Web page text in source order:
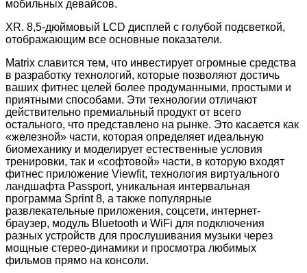
мобильных девайсов.
XR. 8,5-дюймовый LCD дисплей с голубой подсветкой,
отображающим все основные показатели.
Matrix славится тем, что инвестирует огромные средства
в разработку технологий, которые позволяют достичь
ваших фитнес целей более продуманными, простыми и
приятными способами. Эти технологии отличают
действительно премиальный продукт от всего
остального, что представлено на рынке. Это касается как
«железной» части, которая определяет идеальную
биомеханику и моделирует естественные условия
тренировки, так и «софтовой» части, в которую входят
фитнес приложение Viewfit, технология виртуального
ландшафта Passport, уникальная интервальная
программа Sprint 8, а также популярные
развлекательные приложения, соцсети, интернет-
браузер, модуль Bluetooth и WiFi для подключения
разных устройств для прослушивания музыки через
мощные стерео-динамики и просмотра любимых
фильмов прямо на консоли.